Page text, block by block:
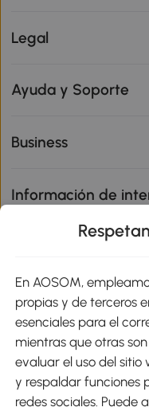
Legal
Ayuda y Soporte
Business
Información de
Métodos de Pago
Envíos
En AOSOM,
propias y de terceros
esenciales para el
mientras que otras
evaluar el uso del
y respaldar funciones
redes sociales. Puede